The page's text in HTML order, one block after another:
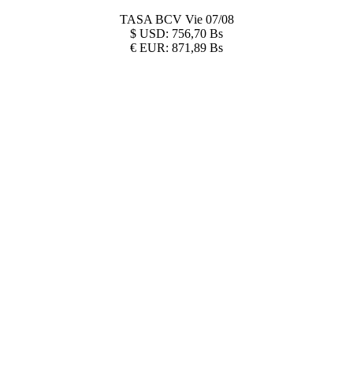
TASA BCV Vie 07/08
$ USD: 756,70 Bs
€ EUR: 871,89 Bs